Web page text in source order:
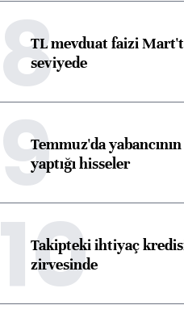
8TL mevduat faizi
seviyede
9Temmuz'da
yaptığı hisseler
10
Takipteki ihtiyaç
zirvesinde